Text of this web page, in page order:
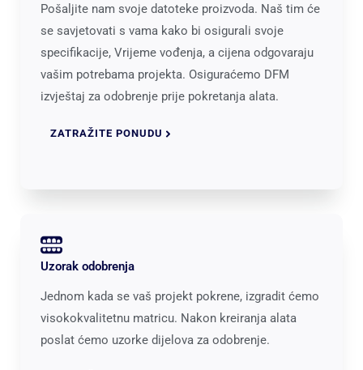
Pošaljite nam svoje datoteke proizvoda. Naš tim će
se savjetovati s vama kako bi osigurali svoje
specifikacije, Vrijeme vođenja, a cijena odgovaraju
vašim potrebama projekta. Osiguraćemo DFM
izvještaj za odobrenje prije pokretanja alata.
ZATRAŽITE PONUDU
Uzorak odobrenja
Jednom kada se vaš projekt pokrene, izgradit ćemo
visokokvalitetnu matricu. Nakon kreiranja alata
poslat ćemo uzorke dijelova za odobrenje.